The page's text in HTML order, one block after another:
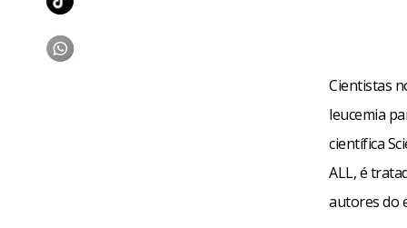
Cientistas
leucemia
científica
ALL, é
autores do